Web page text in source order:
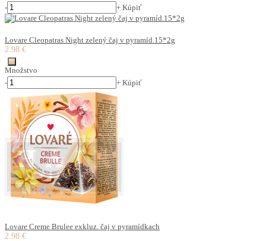
-
+ Kúpiť
Lovare Cleopatras Night zelený čaj v pyramíd.15*2g
2.98 €
Množstvo
-
+ Kúpiť
Lovare Creme Brulee exkluz. čaj v pyramídkach
2.98 €